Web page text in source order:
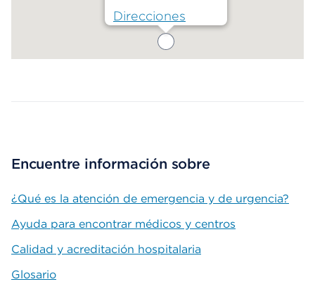
Direcciones
Encuentre información sobre
¿Qué es la atención de emergencia y de urgencia?
Ayuda para encontrar médicos y centros
Calidad y acreditación hospitalaria
Glosario